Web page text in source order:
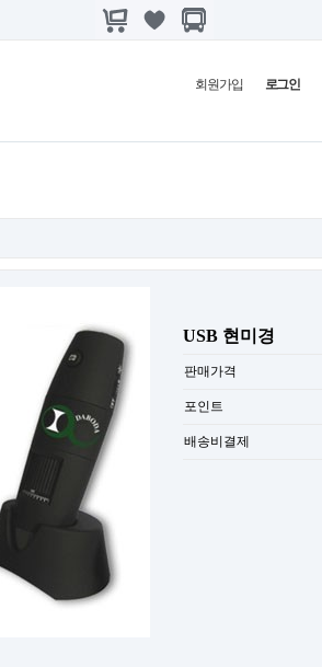
회원가입 로그인
USB 현미경
판매가격
포인트
배송비결제